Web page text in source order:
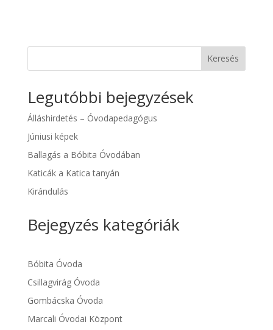
Keresés
Legutóbbi bejegyzések
Álláshirdetés – Óvodapedagógus
Júniusi képek
Ballagás a Bóbita Óvodában
Katicák a Katica tanyán
Kirándulás
Bejegyzés kategóriák
Bóbita Óvoda
Csillagvirág Óvoda
Gombácska Óvoda
Marcali Óvodai Központ